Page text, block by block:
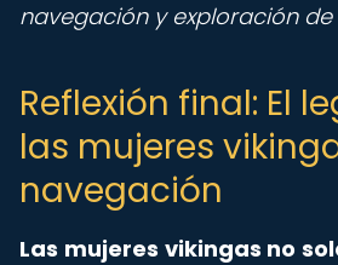
navegación y exploración de
Reflexión final: El
las mujeres
navegación
Las mujeres vikingas no